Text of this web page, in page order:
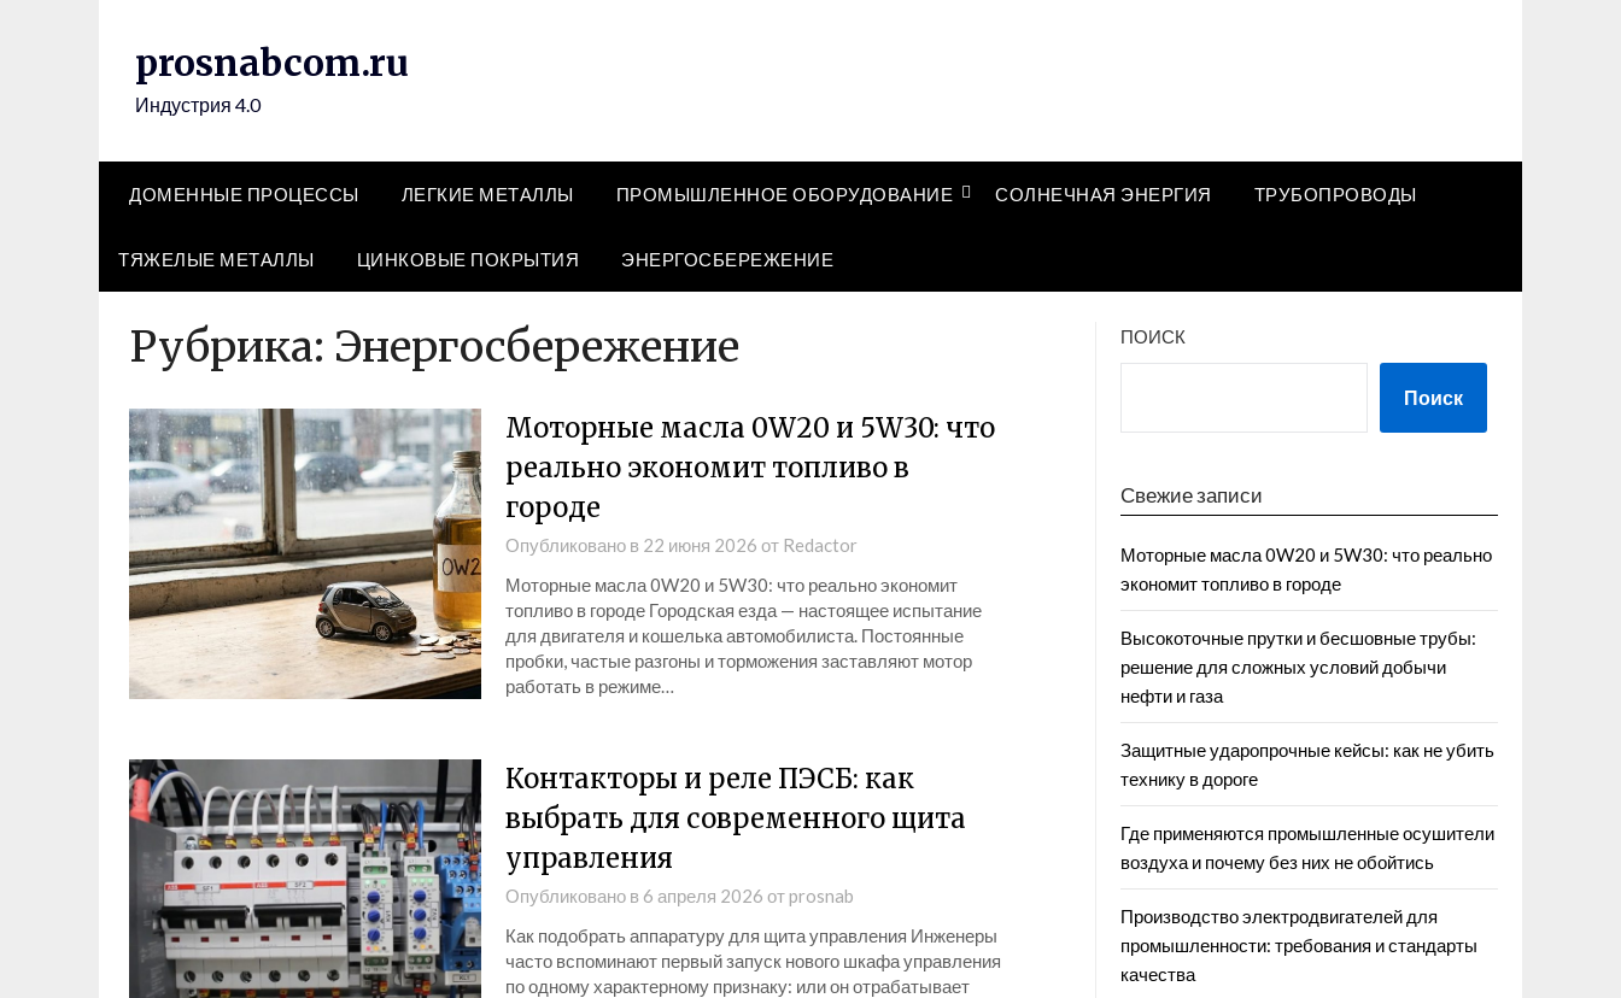
prosnabcom.ru
Индустрия 4.0
ДОМЕННЫЕ ПРОЦЕССЫ ЛЕГКИЕ МЕТАЛЛЫ ПРОМЫШЛЕННОЕ ОБОРУДОВАНИЕ СОЛНЕЧНАЯ ЭНЕРГИЯ ТРУБОПРОВОДЫ
ТЯЖЕЛЫЕ МЕТАЛЛЫ ЦИНКОВЫЕ ПОКРЫТИЯ ЭНЕРГОСБЕРЕЖЕНИЕ
Рубрика: Энергосбережение
Моторные масла 0W20 и 5W30: что
реально экономит топливо в
городе
Опубликовано в 22 июня 2026 от Redactor
Моторные масла 0W20 и 5W30: что реально экономит
топливо в городе Городская езда — настоящее испытание
для двигателя и кошелька автомобилиста. Постоянные
пробки, частые разгоны и торможения заставляют мотор
работать в режиме…
Контакторы и реле ПЭСБ: как
выбрать для современного щита
управления
Опубликовано в 6 апреля 2026 отprosnab
Как подобрать аппаратуру для щита управления Инженеры
часто вспоминают первый запуск нового шкафа управления
по одному характерному признаку: или он отрабатывает
ПОИСК
Поиск
Свежие записи
Моторные масла 0W20 и 5W30: что реально
экономит топливо в городе
Высокоточные прутки и бесшовные трубы:
решение для сложных условий добычи
нефти и газа
Защитные ударопрочные кейсы: как не убить
технику в дороге
Где применяются промышленные осушители
воздуха и почему без них не обойтись
Производство электродвигателей для
промышленности: требования и стандарты
качества